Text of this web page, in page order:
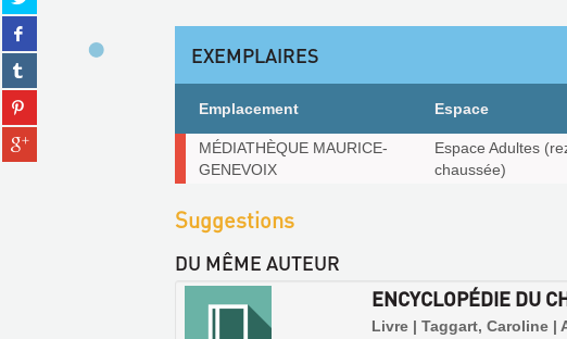
sur
twitter
(Nouvelle
fenêtre)
Partager
sur
facebook
(Nouvelle
fenêtre)
Partager
sur
tumblr
(Nouvelle
fenêtre)
Partager
sur
pinterest
(Nouvelle
Partager
sur
EXEMPLAIRES
Exemplaires
Emplacement Espace
MÉDIATHÈQUE MAURICE-
GENEVOIX
Espace Adultes
chaussée)
Suggestions
DU MÊME AUTEUR
ENCYCLOPÉDIE DU
Livre | Taggart, Caroline |